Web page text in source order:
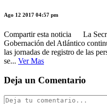
Ago 12 2017 04:57 pm
Compartir esta noticia La
Gobernación del Atlántico
las jornadas de registro de las
se... Ver Mas
Deja un Comentario